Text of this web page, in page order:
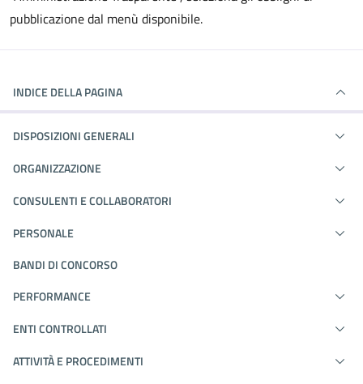
pubblicazione dal menù disponibile.
INDICE DELLA PAGINA
DISPOSIZIONI GENERALI
ORGANIZZAZIONE
CONSULENTI E COLLABORATORI
PERSONALE
BANDI DI CONCORSO
PERFORMANCE
ENTI CONTROLLATI
ATTIVITÀ E PROCEDIMENTI